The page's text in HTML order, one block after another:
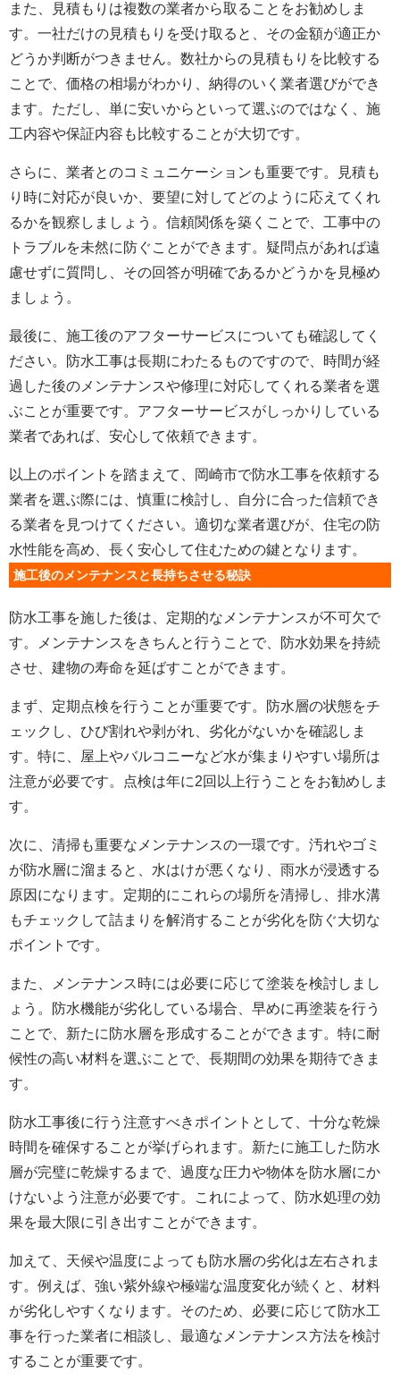
また、見積もりは複数の業者から取ることをお勧めしま
す。一社だけの見積もりを受け取ると、その金額が適正か
どうか判断がつきません。数社からの見積もりを比較する
ことで、価格の相場がわかり、納得のいく業者選びができ
ます。ただし、単に安いからといって選ぶのではなく、施
工内容や保証内容も比較することが大切です。
さらに、業者とのコミュニケーションも重要です。見積も
り時に対応が良いか、要望に対してどのように応えてくれ
るかを観察しましょう。信頼関係を築くことで、工事中の
トラブルを未然に防ぐことができます。疑問点があれば遠
慮せずに質問し、その回答が明確であるかどうかを見極め
ましょう。
最後に、施工後のアフターサービスについても確認してく
ださい。防水工事は長期にわたるものですので、時間が経
過した後のメンテナンスや修理に対応してくれる業者を選
ぶことが重要です。アフターサービスがしっかりしている
業者であれば、安心して依頼できます。
以上のポイントを踏まえて、岡崎市で防水工事を依頼する
業者を選ぶ際には、慎重に検討し、自分に合った信頼でき
る業者を見つけてください。適切な業者選びが、住宅の防
水性能を高め、長く安心して住むための鍵となります。
施工後のメンテナンスと長持ちさせる秘訣
防水工事を施した後は、定期的なメンテナンスが不可欠で
す。メンテナンスをきちんと行うことで、防水効果を持続
させ、建物の寿命を延ばすことができます。
まず、定期点検を行うことが重要です。防水層の状態をチ
ェックし、ひび割れや剥がれ、劣化がないかを確認しま
す。特に、屋上やバルコニーなど水が集まりやすい場所は
注意が必要です。点検は年に2回以上行うことをお勧めしま
す。
次に、清掃も重要なメンテナンスの一環です。汚れやゴミ
が防水層に溜まると、水はけが悪くなり、雨水が浸透する
原因になります。定期的にこれらの場所を清掃し、排水溝
もチェックして詰まりを解消することが劣化を防ぐ大切な
ポイントです。
また、メンテナンス時には必要に応じて塗装を検討しまし
ょう。防水機能が劣化している場合、早めに再塗装を行う
ことで、新たに防水層を形成することができます。特に耐
候性の高い材料を選ぶことで、長期間の効果を期待できま
す。
防水工事後に行う注意すべきポイントとして、十分な乾燥
時間を確保することが挙げられます。新たに施工した防水
層が完璧に乾燥するまで、過度な圧力や物体を防水層にか
けないよう注意が必要です。これによって、防水処理の効
果を最大限に引き出すことができます。
加えて、天候や温度によっても防水層の劣化は左右されま
す。例えば、強い紫外線や極端な温度変化が続くと、材料
が劣化しやすくなります。そのため、必要に応じて防水工
事を行った業者に相談し、最適なメンテナンス方法を検討
することが重要です。